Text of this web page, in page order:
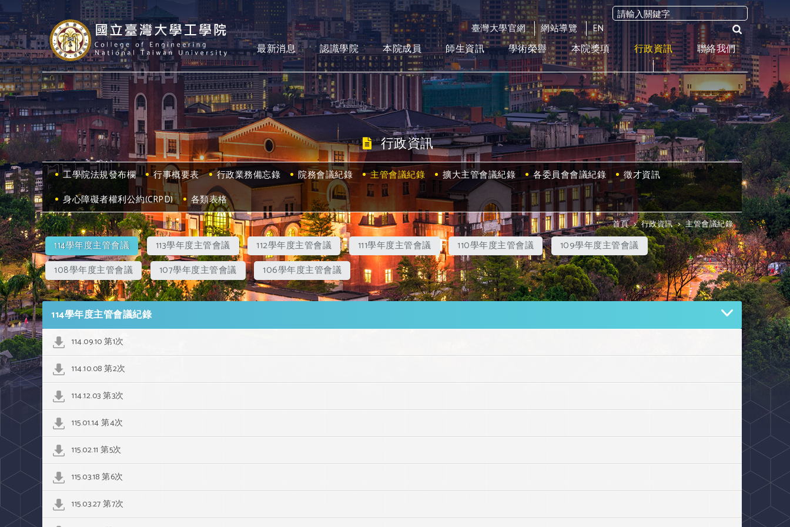
臺灣大學官網 網站導覽 EN
最新消息 認識學院 本院成員 師生資訊 學術榮譽 本院獎項 行政資訊 聯絡我們
行政資訊
工學院法規發布欄 行事概要表 行政業務備忘錄 院務會議紀錄 主管會議紀錄 擴大主管會議紀錄 各委員會會議紀錄
徵才資訊
身心障礙者權利公約(CRPD)
各類表格
首頁 > 行政資訊 > 主管會議紀錄
114學年度主管會議 113學年度主管會議 112學年度主管會議 111學年度主管會議 110學年度主管會議
109學年度主管會議
108學年度主管會議
107學年度主管會議 106學年度主管會議
114學年度主管會議紀錄
114.09.10 第1次
114.10.08 第2次
114.12.03 第3次
115.01.14 第4次
115.02.11 第5次
115.03.18 第6次
115.03.27 第7次